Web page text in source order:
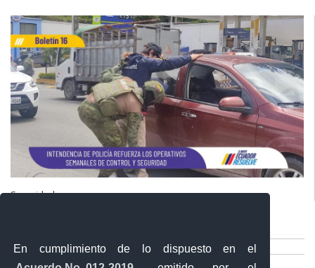
En cumplimiento de lo dispuesto en el
Seguridad
Compartir
Imprimir